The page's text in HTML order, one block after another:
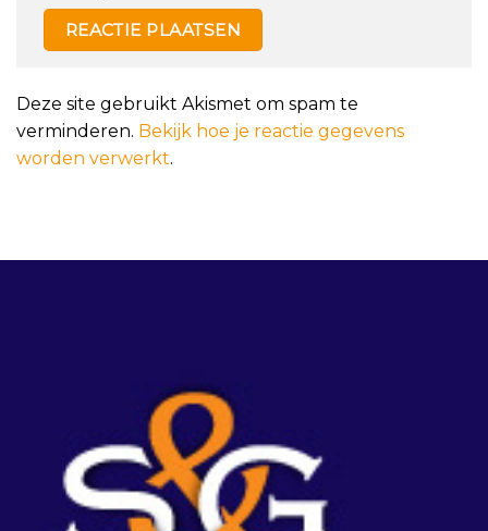
Deze site gebruikt Akismet om spam te
verminderen. Bekijk hoe je reactie gegevens
worden verwerkt.